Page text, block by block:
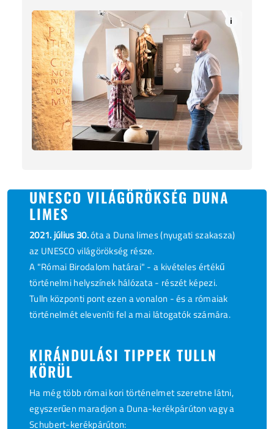
i
UNESCO VILÁGÖRÖKSÉG DUNA
LIMES
2021. július 30.óta a Duna limes (nyugati szakasza)
az UNESCO világörökség része.
A "Római Birodalom határai" - a kivételes értékű
történelmi helyszínek hálózata - részét képezi.
Tulln központi pont ezen a vonalon - és a rómaiak
történelmét eleveníti fel a mai látogatók számára.
KIRÁNDULÁSI TIPPEK TULLN
KÖRÜL
Ha még több római kori történelmet szeretne látni,
egyszerűen maradjon a Duna-kerékpárúton vagy a
Schubert-kerékpárúton: